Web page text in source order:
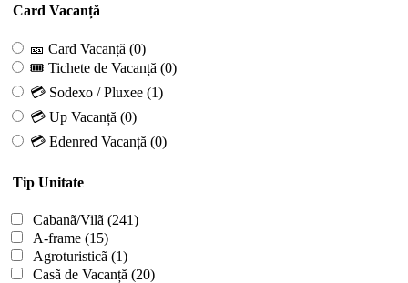
Card Vacanță
🎫 Card Vacanță (0)
🎟 Tichete de Vacanță (0)
💳 Sodexo / Pluxee (1)
💳 Up Vacanță (0)
💳 Edenred Vacanță (0)
Tip Unitate
Cabanã/Vilã (241)
A-frame (15)
Agroturisticã (1)
Casã de Vacanță (20)